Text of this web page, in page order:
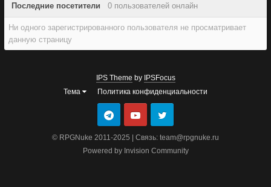
Последние посетители 0 пользователей онлайн
Ни одного зарегистрированного пользователя не просматривает
данную страницу
IPS Theme by IPSFocus
Тема
Политика конфиденциальности
© RPGNuke 2011-2025 | Связь: team@rpgnuke.ru
Powered by Invision Community